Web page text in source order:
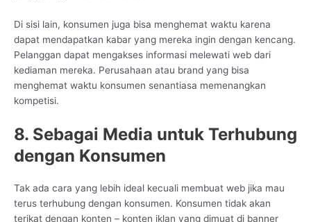
Di sisi lain, konsumen juga bisa menghemat waktu karena
dapat mendapatkan kabar yang mereka ingin dengan kencang.
Pelanggan dapat mengakses informasi melewati web dari
kediaman mereka. Perusahaan atau brand yang bisa
menghemat waktu konsumen senantiasa memenangkan
kompetisi.
8. Sebagai Media untuk Terhubung
dengan Konsumen
Tak ada cara yang lebih ideal kecuali membuat web jika mau
terus terhubung dengan konsumen. Konsumen tidak akan
terikat dengan konten – konten iklan yang dimuat di banner